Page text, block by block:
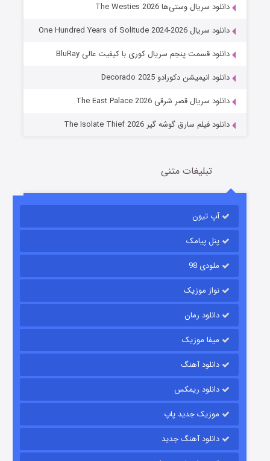
عملیات آپارتمان
قسمت۲ (زیرنویس) منتشر شد
قسمت
دانلود سریال وستی‌ها The Westies 2026
دانلود سریال One Hundred Years of Solitude 2024-2026
دانلود قسمت پنجم سریال کوری با کیفیت عالی BluRay
دانلود انیمیشن دکورادو Decorado 2025
دانلود سریال قصر شرقی The East Palace 2026
دانلود فیلم سارق گوشه گیر The Isolate Thief 2026
تبلیغات متنی
آپ تیون
پنل پیامک
ملودی 98
نواز موزیک
دانلود رمان
میفا موزیک
دانلود آهنگ
دانلود ریمکس
موزیک جدید پاپ
دانلود آهنگ جدید